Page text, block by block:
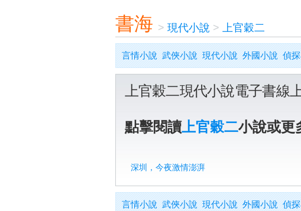
書海 > 現代小說 > 上官穀二
言情小說 武俠小說 現代小說 外國小說 偵
上官穀二現代小說電子書線
點擊閱讀上官穀二小說或更
深圳，今夜激情澎湃
言情小說 武俠小說 現代小說 外國小說 偵